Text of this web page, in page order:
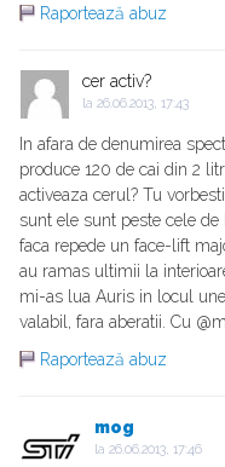
Raportează abuz
cer activ?
la 26.06.2013, 17:43
In afara de denumirea
produce 120 de cai din 2
activeaza cerul? Tu
sunt ele sunt peste cele de
faca repede un face-lift
au ramas ultimii la
mi-as lua Auris in locul
valabil, fara aberatii. Cu
Raportează abuz
mog
la 26.06.2013, 17:46